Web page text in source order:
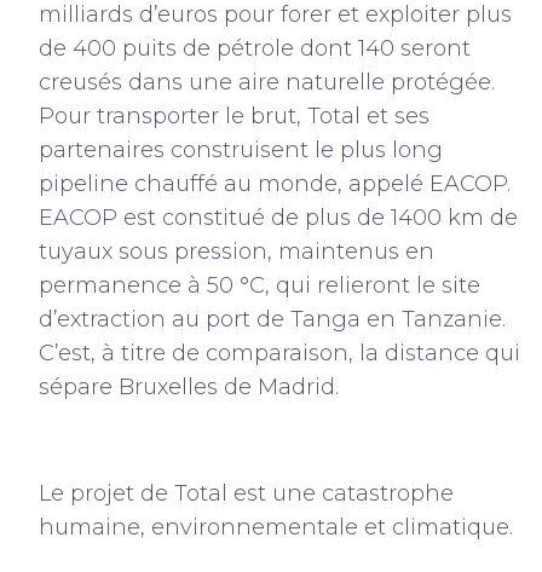
milliards d’euros pour forer et exploiter plus
de 400 puits de pétrole dont 140 seront
creusés dans une aire naturelle protégée.
Pour transporter le brut, Total et ses
partenaires construisent le plus long
pipeline chauffé au monde, appelé EACOP.
EACOP est constitué de plus de 1400 km de
tuyaux sous pression, maintenus en
permanence à 50 °C, qui relieront le site
d’extraction au port de Tanga en Tanzanie.
C’est, à titre de comparaison, la distance qui
sépare Bruxelles de Madrid.
Le projet de Total est une catastrophe
humaine, environnementale et climatique.